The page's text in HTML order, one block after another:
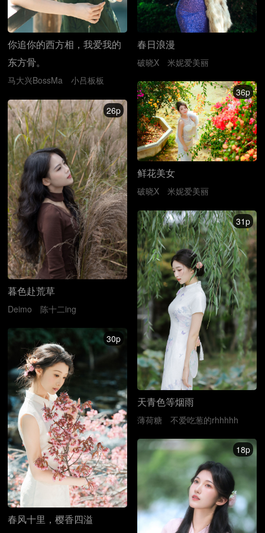
你追你的西方相，我爱我的
东方骨。
马大兴BossMa 小吕板板
春日浪漫
破晓X 米妮爱美丽
36p
鲜花美女
破晓X 米妮爱美丽
26p
暮色赴荒草
Deimo 陈十二ing
31p
天青色等烟雨
薄荷糖 不爱吃葱的rhhhhh
30p
春风十里，樱香四溢
18p